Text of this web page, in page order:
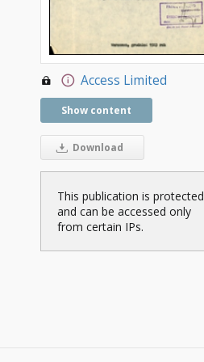
Access Limited
Show content
Download
This publication is protected
and can be accessed only
from certain IPs.